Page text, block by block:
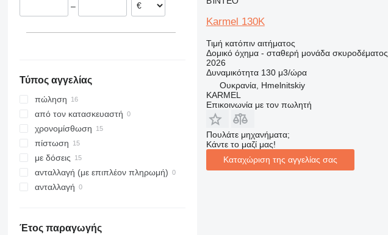
318
319
320
321
322
323
324
325
330
8008
8018
8025
8026
8030
8035
CT
JS
S-Series
Pecolift
R-series
Toucan
–
Τύπος αγγελίας
πώληση
από τον κατασκευαστή
χρονομίσθωση
πίστωση
με δόσεις
ανταλλαγή (με επιπλέον πληρωμή)
ανταλλαγή
Έτος παραγωγής
Karmel 130K
Τιμή κατόπιν αιτήματος
Δομικό όχημα - σταθερή μονάδα σκυροδέματος
2026
Δυναμικότητα 130 μ3/ώρα
Ουκρανία, Hmelnitskiy
KARMEL
Επικοινωνία με τον πωλητή
Πουλάτε μηχανήματα;
Κάντε το μαζί μας!
Καταχώριση της αγγελίας σας